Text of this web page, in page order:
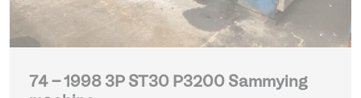
74 - 1998 3P ST30 P3200 Sammying